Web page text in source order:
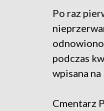
Po raz
podczas
wpisana
Cmentarz